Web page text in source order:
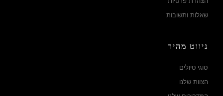
שאלות ותשובות
ניווט מהיר
סוגי טיולים
הצוות שלנו